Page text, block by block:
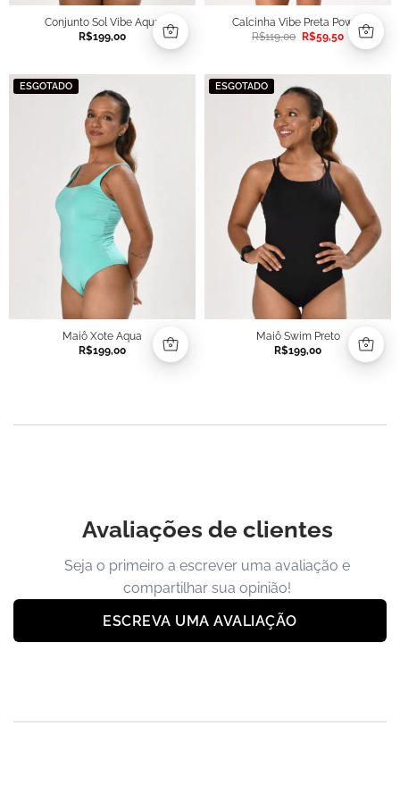
Conjunto Sol Vibe Aqua
R$199,00
Calcinha Vibe Preta Power
R$119,00 O
preço
R$119,00.
R$59,50O
preço
R$59,50.
ESGOTADO
Maiô Xote Aqua
R$199,00
ESGOTADO
Maiô Swim Preto
R$199,00
Avaliações de clientes
Seja o primeiro a escrever uma avaliação e
compartilhar sua opinião!
ESCREVA UMA AVALIAÇÃO